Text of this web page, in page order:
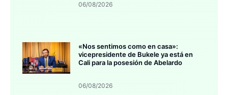
06/08/2026
«Nos sentimos como en casa»:
vicepresidente de Bukele ya está en
Cali para la posesión de Abelardo
06/08/2026